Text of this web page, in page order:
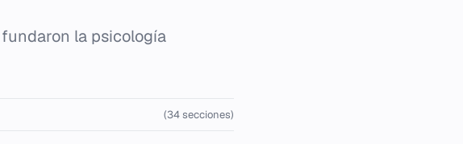
la psicología
(34 secciones)